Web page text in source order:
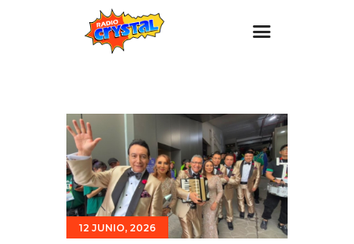
Estaciones
Eventos
Promociones
Noticias
Para ti
12 JUNIO, 2026